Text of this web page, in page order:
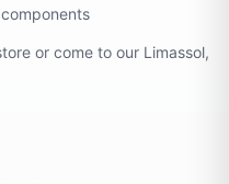
or come to our Limassol,